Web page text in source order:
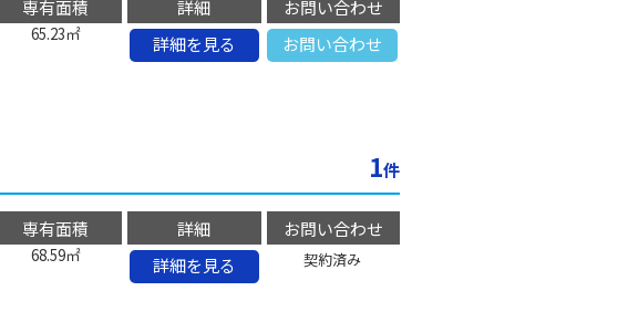
専有面積 詳細 お問い合わせ
65.23㎡ 詳細を見る お問い合わせ
1件
専有面積 詳細 お問い合わせ
68.59㎡ 詳細を見る
契約済み